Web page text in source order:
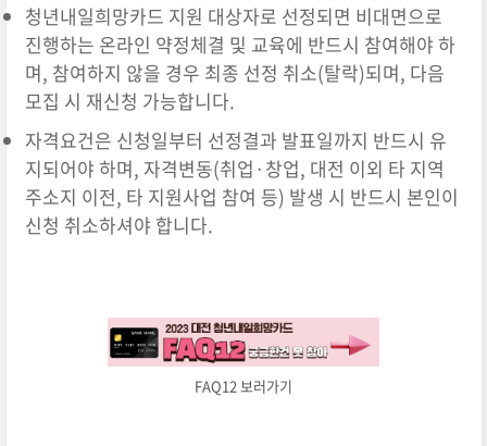
청년내일희망카드 지원 대상자로 선정되면 비대면으로
진행하는 온라인 약정체결 및 교육에 반드시 참여해야 하
며, 참여하지 않을 경우 최종 선정 취소(탈락)되며, 다음
모집 시 재신청 가능합니다.
자격요건은 신청일부터 선정결과 발표일까지 반드시 유
지되어야 하며, 자격변동(취업·창업, 대전 이외 타 지역
주소지 이전, 타 지원사업 참여 등) 발생 시 반드시 본인이
신청 취소하셔야 합니다.
FAQ12 보러가기